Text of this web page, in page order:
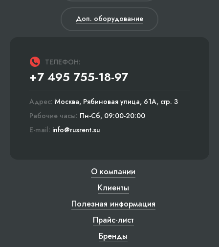
Доп. оборудование
ТЕЛЕФОН:
+7 495 755-18-97
Адрес: Москва, Рябиновая улица, 61А, стр. 3
Рабочие часы: Пн-Сб, 09:00-20:00
E-mail: info@rusrent.su
О компании
Клиенты
Полезная информация
Прайс-лист
Бренды